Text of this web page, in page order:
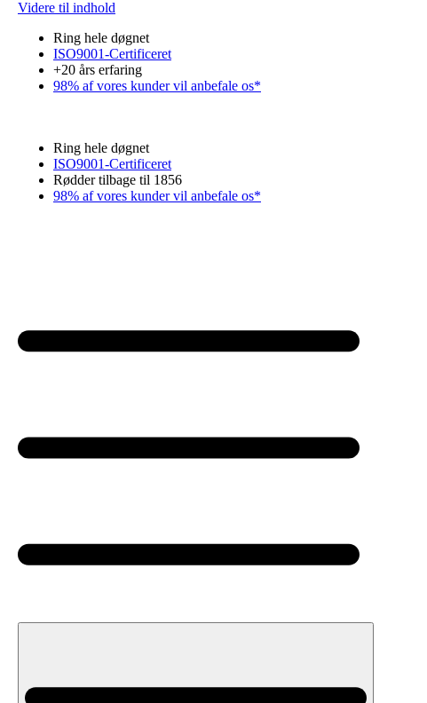
Videre til indhold
Ring hele døgnet
ISO9001-Certificeret
+20 års erfaring
98% af vores kunder vil anbefale os*
Ring hele døgnet
ISO9001-Certificeret
Rødder tilbage til 1856
98% af vores kunder vil anbefale os*